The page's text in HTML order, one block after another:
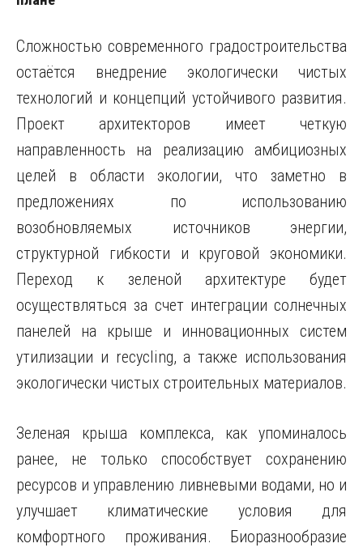
Сложностью современного градостроительства
остаётся внедрение экологически чистых
технологий и концепций устойчивого развития.
Проект архитекторов имеет четкую
направленность на реализацию амбициозных
целей в области экологии, что заметно в
предложениях по использованию
возобновляемых источников энергии,
структурной гибкости и круговой экономики.
Переход к зеленой архитектуре будет
осуществляться за счет интеграции солнечных
панелей на крыше и инновационных систем
утилизации и recycling, а также использования
экологически чистых строительных материалов.
Зеленая крыша комплекса, как упоминалось
ранее, не только способствует сохранению
ресурсов и управлению ливневыми водами, но и
улучшает климатические условия для
комфортного проживания. Биоразнообразие